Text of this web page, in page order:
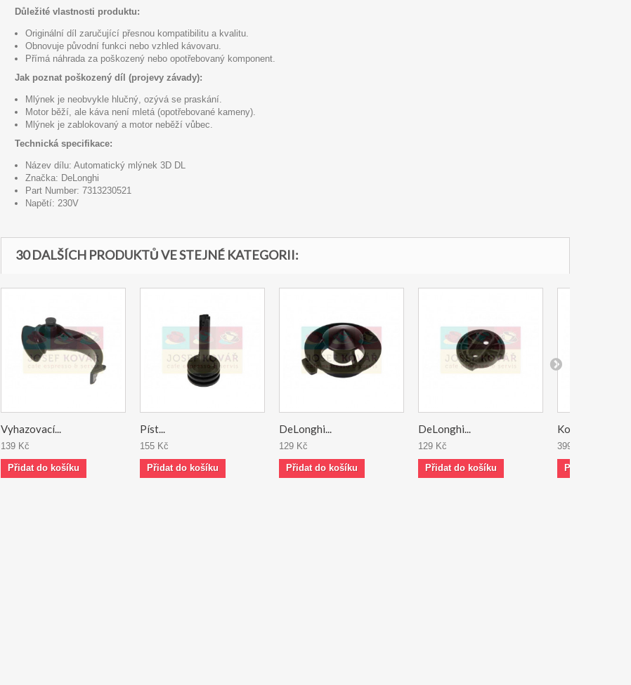
Důležité vlastnosti produktu:
Originální díl zaručující přesnou kompatibilitu a kvalitu.
Obnovuje původní funkci nebo vzhled kávovaru.
Přímá náhrada za poškozený nebo opotřebovaný komponent.
Jak poznat poškozený díl (projevy závady):
Mlýnek je neobvykle hlučný, ozývá se praskání.
Motor běží, ale káva není mletá (opotřebované kameny).
Mlýnek je zablokovaný a motor neběží vůbec.
Technická specifikace:
Název dílu: Automatický mlýnek 3D DL
Značka: DeLonghi
Part Number: 7313230521
Napětí: 230V
30 DALŠÍCH PRODUKTŮ VE STEJNÉ KATEGORII:
Vyhazovací...
139 Kč
Přidat do košíku
Píst...
155 Kč
Přidat do košíku
DeLonghi...
129 Kč
Přidat do košíku
DeLonghi...
129 Kč
Přidat do košíku
Kolébka...
399 Kč
Přidat do